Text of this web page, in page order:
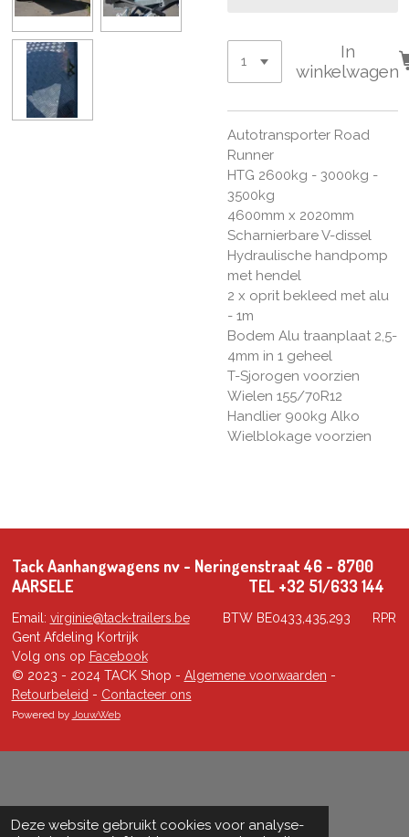
Deze website gebruikt cookies voor analyse-
In
winkelwagen
Autotransporter Road
Runner
HTG 2600kg - 3000kg -
3500kg
4600mm x 2020mm
Scharnierbare V-dissel
Hydraulische handpomp
met hendel
2 x oprit bekleed met alu
- 1m
Bodem Alu traanplaat 2,5-
4mm in 1 geheel
T-Sjorogen voorzien
Wielen 155/70R12
Handlier 900kg Alko
Wielblokage voorzien
Tack Aanhangwagens nv - Neringenstraat 46 - 8700
AARSELE TEL +32 51/633 144
Email: virginie@tack-trailers.beBTW BE0433,435,293 RPR
Gent Afdeling Kortrijk
Volg ons op Facebook
© 2023 - 2024 TACK Shop - Algemene voorwaarden -
Retourbeleid - Contacteer ons
Powered by JouwWeb